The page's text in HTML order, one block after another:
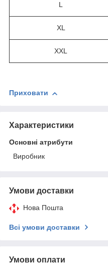
L
XL
XXL
Приховати
Характеристики
Основні атрибути
Виробник
Умови доставки
Нова Пошта
Всі умови доставки
Умови оплати